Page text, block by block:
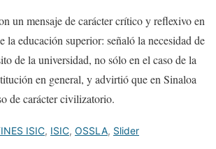
un mensaje de carácter crítico y reflexivo en
la educación superior: señaló la necesidad de
de la universidad, no sólo en el caso de la
en general, y advirtió que en Sinaloa
de carácter civilizatorio.
ISIC, ISIC, OSSLA, Slider